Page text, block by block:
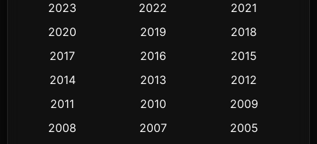
Classic หนังคลาสสิก
Comedy ตลก 453
Crime อาชญากรรม 530
2023
2022
2021
2020
2019
2018
2017
2016
2015
2014
2013
2012
2011
2010
2009
2008
2007
2005